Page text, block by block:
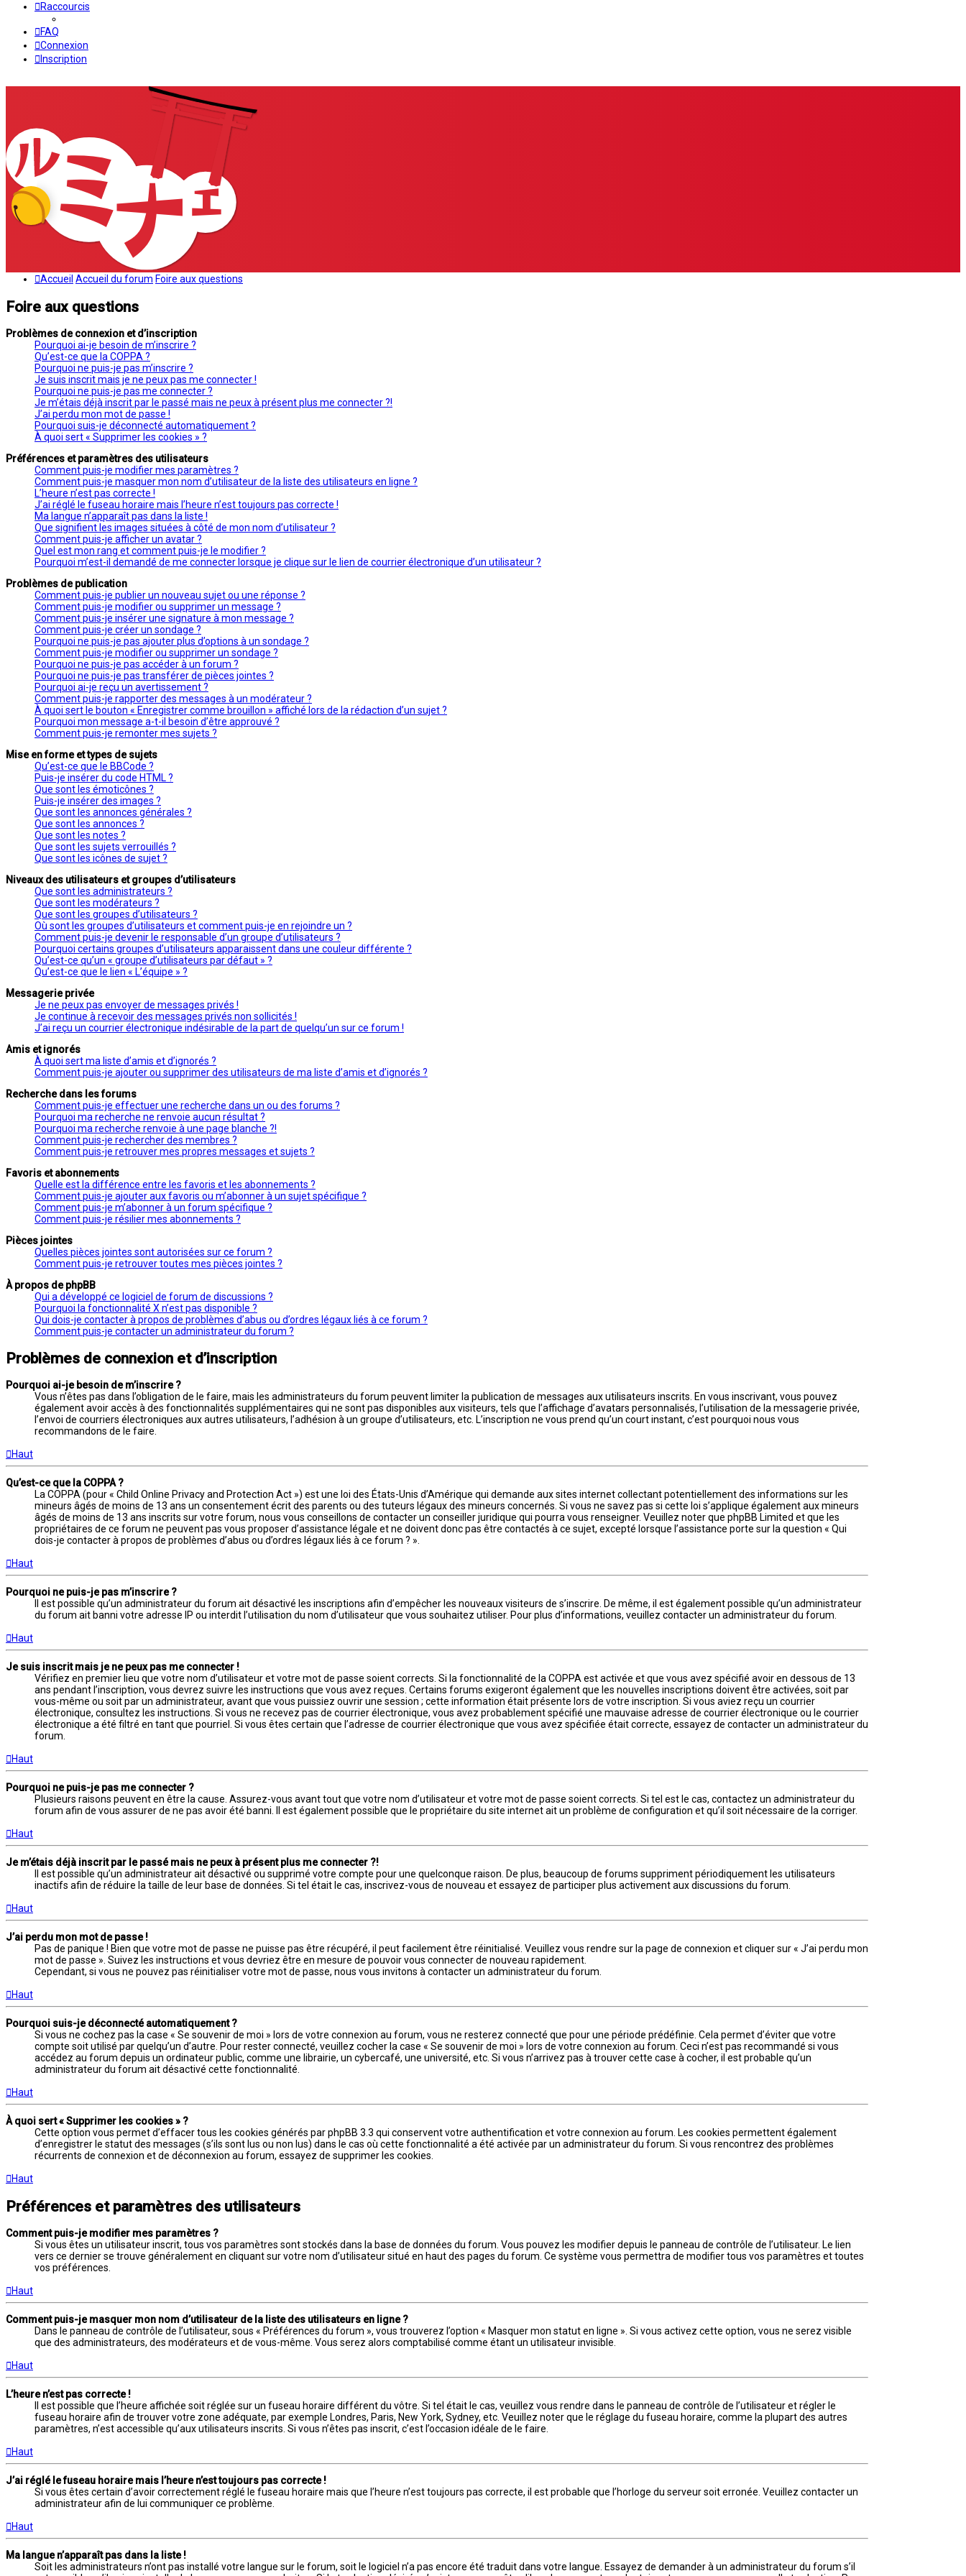
Raccourcis
FAQ
Connexion
Inscription
Accueil Accueil du forum Foire aux questions
Foire aux questions
Problèmes de connexion et d’inscription
Pourquoi ai-je besoin de m’inscrire ?
Qu’est-ce que la COPPA ?
Pourquoi ne puis-je pas m’inscrire ?
Je suis inscrit mais je ne peux pas me connecter !
Pourquoi ne puis-je pas me connecter ?
Je m’étais déjà inscrit par le passé mais ne peux à présent plus me connecter ?!
J’ai perdu mon mot de passe !
Pourquoi suis-je déconnecté automatiquement ?
À quoi sert « Supprimer les cookies » ?
Préférences et paramètres des utilisateurs
Comment puis-je modifier mes paramètres ?
Comment puis-je masquer mon nom d’utilisateur de la liste des utilisateurs en ligne ?
L’heure n’est pas correcte !
J’ai réglé le fuseau horaire mais l’heure n’est toujours pas correcte !
Ma langue n’apparaît pas dans la liste !
Que signifient les images situées à côté de mon nom d’utilisateur ?
Comment puis-je afficher un avatar ?
Quel est mon rang et comment puis-je le modifier ?
Pourquoi m’est-il demandé de me connecter lorsque je clique sur le lien de courrier électronique d’un utilisateur ?
Problèmes de publication
Comment puis-je publier un nouveau sujet ou une réponse ?
Comment puis-je modifier ou supprimer un message ?
Comment puis-je insérer une signature à mon message ?
Comment puis-je créer un sondage ?
Pourquoi ne puis-je pas ajouter plus d’options à un sondage ?
Comment puis-je modifier ou supprimer un sondage ?
Pourquoi ne puis-je pas accéder à un forum ?
Pourquoi ne puis-je pas transférer de pièces jointes ?
Pourquoi ai-je reçu un avertissement ?
Comment puis-je rapporter des messages à un modérateur ?
À quoi sert le bouton « Enregistrer comme brouillon » affiché lors de la rédaction d’un sujet ?
Pourquoi mon message a-t-il besoin d’être approuvé ?
Comment puis-je remonter mes sujets ?
Mise en forme et types de sujets
Qu’est-ce que le BBCode ?
Puis-je insérer du code HTML ?
Que sont les émoticônes ?
Puis-je insérer des images ?
Que sont les annonces générales ?
Que sont les annonces ?
Que sont les notes ?
Que sont les sujets verrouillés ?
Que sont les icônes de sujet ?
Niveaux des utilisateurs et groupes d’utilisateurs
Que sont les administrateurs ?
Que sont les modérateurs ?
Que sont les groupes d’utilisateurs ?
Où sont les groupes d’utilisateurs et comment puis-je en rejoindre un ?
Comment puis-je devenir le responsable d’un groupe d’utilisateurs ?
Pourquoi certains groupes d’utilisateurs apparaissent dans une couleur différente ?
Qu’est-ce qu’un « groupe d’utilisateurs par défaut » ?
Qu’est-ce que le lien « L’équipe » ?
Messagerie privée
Je ne peux pas envoyer de messages privés !
Je continue à recevoir des messages privés non sollicités !
J’ai reçu un courrier électronique indésirable de la part de quelqu’un sur ce forum !
Amis et ignorés
À quoi sert ma liste d’amis et d’ignorés ?
Comment puis-je ajouter ou supprimer des utilisateurs de ma liste d’amis et d’ignorés ?
Recherche dans les forums
Comment puis-je effectuer une recherche dans un ou des forums ?
Pourquoi ma recherche ne renvoie aucun résultat ?
Pourquoi ma recherche renvoie à une page blanche ?!
Comment puis-je rechercher des membres ?
Comment puis-je retrouver mes propres messages et sujets ?
Favoris et abonnements
Quelle est la différence entre les favoris et les abonnements ?
Comment puis-je ajouter aux favoris ou m’abonner à un sujet spécifique ?
Comment puis-je m’abonner à un forum spécifique ?
Comment puis-je résilier mes abonnements ?
Pièces jointes
Quelles pièces jointes sont autorisées sur ce forum ?
Comment puis-je retrouver toutes mes pièces jointes ?
À propos de phpBB
Qui a développé ce logiciel de forum de discussions ?
Pourquoi la fonctionnalité X n’est pas disponible ?
Qui dois-je contacter à propos de problèmes d’abus ou d’ordres légaux liés à ce forum ?
Comment puis-je contacter un administrateur du forum ?
Problèmes de connexion et d’inscription
Pourquoi ai-je besoin de m’inscrire ?
Vous n’êtes pas dans l’obligation de le faire, mais les administrateurs du forum peuvent limiter la publication de messages aux utilisateurs inscrits. En vous inscrivant, vous pouvez
également avoir accès à des fonctionnalités supplémentaires qui ne sont pas disponibles aux visiteurs, tels que l’affichage d’avatars personnalisés, l’utilisation de la messagerie privée,
l’envoi de courriers électroniques aux autres utilisateurs, l’adhésion à un groupe d’utilisateurs, etc. L’inscription ne vous prend qu’un court instant, c’est pourquoi nous vous
recommandons de le faire.
Haut
Qu’est-ce que la COPPA ?
La COPPA (pour « Child Online Privacy and Protection Act ») est une loi des États-Unis d’Amérique qui demande aux sites internet collectant potentiellement des informations sur les
mineurs âgés de moins de 13 ans un consentement écrit des parents ou des tuteurs légaux des mineurs concernés. Si vous ne savez pas si cette loi s’applique également aux mineurs
âgés de moins de 13 ans inscrits sur votre forum, nous vous conseillons de contacter un conseiller juridique qui pourra vous renseigner. Veuillez noter que phpBB Limited et que les
propriétaires de ce forum ne peuvent pas vous proposer d’assistance légale et ne doivent donc pas être contactés à ce sujet, excepté lorsque l’assistance porte sur la question « Qui
dois-je contacter à propos de problèmes d’abus ou d’ordres légaux liés à ce forum ? ».
Haut
Pourquoi ne puis-je pas m’inscrire ?
Il est possible qu’un administrateur du forum ait désactivé les inscriptions afin d’empêcher les nouveaux visiteurs de s’inscrire. De même, il est également possible qu’un administrateur
du forum ait banni votre adresse IP ou interdit l’utilisation du nom d’utilisateur que vous souhaitez utiliser. Pour plus d’informations, veuillez contacter un administrateur du forum.
Haut
Je suis inscrit mais je ne peux pas me connecter !
Vérifiez en premier lieu que votre nom d’utilisateur et votre mot de passe soient corrects. Si la fonctionnalité de la COPPA est activée et que vous avez spécifié avoir en dessous de 13
ans pendant l’inscription, vous devrez suivre les instructions que vous avez reçues. Certains forums exigeront également que les nouvelles inscriptions doivent être activées, soit par
vous-même ou soit par un administrateur, avant que vous puissiez ouvrir une session ; cette information était présente lors de votre inscription. Si vous aviez reçu un courrier
électronique, consultez les instructions. Si vous ne recevez pas de courrier électronique, vous avez probablement spécifié une mauvaise adresse de courrier électronique ou le courrier
électronique a été filtré en tant que pourriel. Si vous êtes certain que l’adresse de courrier électronique que vous avez spécifiée était correcte, essayez de contacter un administrateur du
forum.
Haut
Pourquoi ne puis-je pas me connecter ?
Plusieurs raisons peuvent en être la cause. Assurez-vous avant tout que votre nom d’utilisateur et votre mot de passe soient corrects. Si tel est le cas, contactez un administrateur du
forum afin de vous assurer de ne pas avoir été banni. Il est également possible que le propriétaire du site internet ait un problème de configuration et qu’il soit nécessaire de la corriger.
Haut
Je m’étais déjà inscrit par le passé mais ne peux à présent plus me connecter ?!
Il est possible qu’un administrateur ait désactivé ou supprimé votre compte pour une quelconque raison. De plus, beaucoup de forums suppriment périodiquement les utilisateurs
inactifs afin de réduire la taille de leur base de données. Si tel était le cas, inscrivez-vous de nouveau et essayez de participer plus activement aux discussions du forum.
Haut
J’ai perdu mon mot de passe !
Pas de panique ! Bien que votre mot de passe ne puisse pas être récupéré, il peut facilement être réinitialisé. Veuillez vous rendre sur la page de connexion et cliquer sur « J’ai perdu mon
mot de passe ». Suivez les instructions et vous devriez être en mesure de pouvoir vous connecter de nouveau rapidement.
Cependant, si vous ne pouvez pas réinitialiser votre mot de passe, nous vous invitons à contacter un administrateur du forum.
Haut
Pourquoi suis-je déconnecté automatiquement ?
Si vous ne cochez pas la case « Se souvenir de moi » lors de votre connexion au forum, vous ne resterez connecté que pour une période prédéfinie. Cela permet d’éviter que votre
compte soit utilisé par quelqu’un d’autre. Pour rester connecté, veuillez cocher la case « Se souvenir de moi » lors de votre connexion au forum. Ceci n’est pas recommandé si vous
accédez au forum depuis un ordinateur public, comme une librairie, un cybercafé, une université, etc. Si vous n’arrivez pas à trouver cette case à cocher, il est probable qu’un
administrateur du forum ait désactivé cette fonctionnalité.
Haut
À quoi sert « Supprimer les cookies » ?
Cette option vous permet d’effacer tous les cookies générés par phpBB 3.3 qui conservent votre authentification et votre connexion au forum. Les cookies permettent également
d’enregistrer le statut des messages (s’ils sont lus ou non lus) dans le cas où cette fonctionnalité a été activée par un administrateur du forum. Si vous rencontrez des problèmes
récurrents de connexion et de déconnexion au forum, essayez de supprimer les cookies.
Haut
Préférences et paramètres des utilisateurs
Comment puis-je modifier mes paramètres ?
Si vous êtes un utilisateur inscrit, tous vos paramètres sont stockés dans la base de données du forum. Vous pouvez les modifier depuis le panneau de contrôle de l’utilisateur. Le lien
vers ce dernier se trouve généralement en cliquant sur votre nom d’utilisateur situé en haut des pages du forum. Ce système vous permettra de modifier tous vos paramètres et toutes
vos préférences.
Haut
Comment puis-je masquer mon nom d’utilisateur de la liste des utilisateurs en ligne ?
Dans le panneau de contrôle de l’utilisateur, sous « Préférences du forum », vous trouverez l’option « Masquer mon statut en ligne ». Si vous activez cette option, vous ne serez visible
que des administrateurs, des modérateurs et de vous-même. Vous serez alors comptabilisé comme étant un utilisateur invisible.
Haut
L’heure n’est pas correcte !
Il est possible que l’heure affichée soit réglée sur un fuseau horaire différent du vôtre. Si tel était le cas, veuillez vous rendre dans le panneau de contrôle de l’utilisateur et régler le
fuseau horaire afin de trouver votre zone adéquate, par exemple Londres, Paris, New York, Sydney, etc. Veuillez noter que le réglage du fuseau horaire, comme la plupart des autres
paramètres, n’est accessible qu’aux utilisateurs inscrits. Si vous n’êtes pas inscrit, c’est l’occasion idéale de le faire.
Haut
J’ai réglé le fuseau horaire mais l’heure n’est toujours pas correcte !
Si vous êtes certain d’avoir correctement réglé le fuseau horaire mais que l’heure n’est toujours pas correcte, il est probable que l’horloge du serveur soit erronée. Veuillez contacter un
administrateur afin de lui communiquer ce problème.
Haut
Ma langue n’apparaît pas dans la liste !
Soit les administrateurs n’ont pas installé votre langue sur le forum, soit le logiciel n’a pas encore été traduit dans votre langue. Essayez de demander à un administrateur du forum s’il